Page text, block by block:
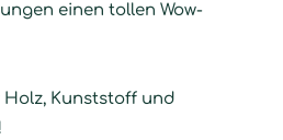
einen tollen Wow-
Kunststoff und